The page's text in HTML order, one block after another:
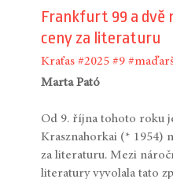
Frankfurt 99 a dvě
ceny za literaturu
Kraťas #2025 #9
Marta Pató
Od 9. října tohoto roku
Krasznahorkai (* 1954)
za literaturu. Mezi
literatury vyvolala tato